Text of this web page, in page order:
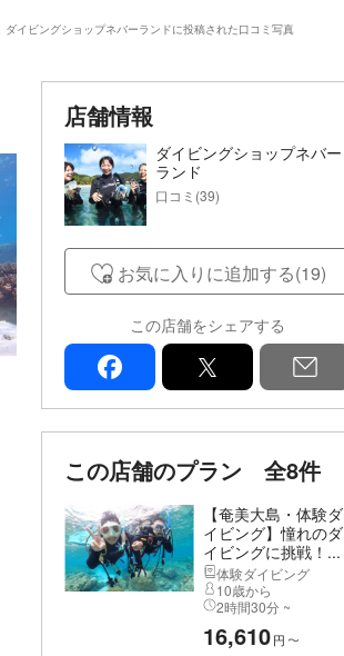
ダイビングショップネバーランドに投稿された口コミ写真
店舗情報
ダイビングショップネバー
ランド
口コミ(39)
お気に入りに追加する(19)
この店舗をシェアする
facebook
この店舗のプラン 全8件
【奄美大島・体験ダ
イビング】憧れのダ
イビングに挑戦！...
体験ダイビング
10歳から
2時間30分 ~
16,610円 〜